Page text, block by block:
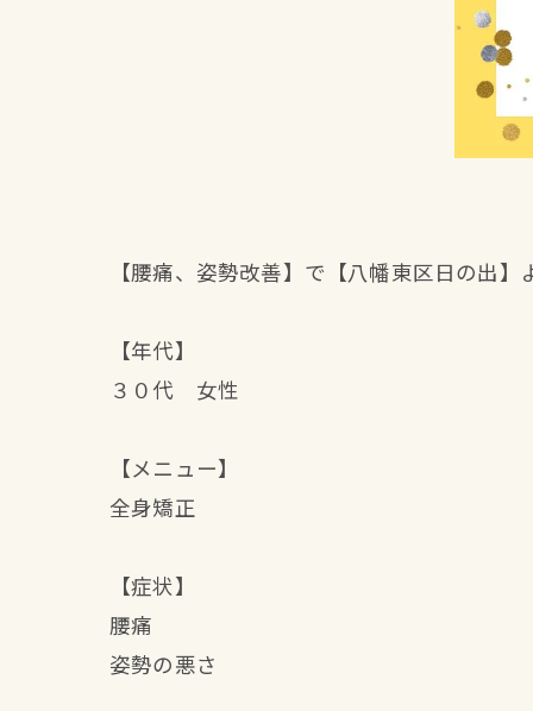
【腰痛、姿勢改善】で【八幡東区日の出】
【年代】
３０代 女性
【メニュー】
全身矯正
【症状】
腰痛
姿勢の悪さ